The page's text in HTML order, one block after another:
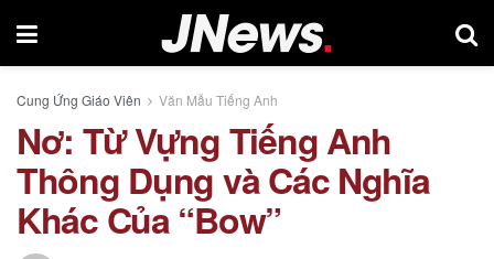
Cung Ứng Giáo Viên Văn Mẫu Tiếng Anh
Nơ: Từ Vựng Tiếng Anh
Thông Dụng và Các Nghĩa
Khác Của “Bow”